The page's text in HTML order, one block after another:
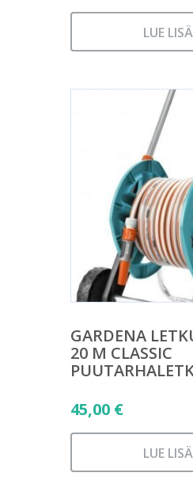
LUE
GARDENA
20 M CLASSIC
45,00 €
LUE